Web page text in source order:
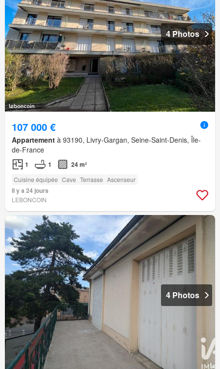
4 Photos
107 000 €
Appartement à 93190, Livry-Gargan, Seine-Saint-Denis, Île-
de-France
1 1 24 m²
Cuisine équipée Cave Terrasse Ascenseur
Il y a 24 jours
LEBONCOIN
4 Photos